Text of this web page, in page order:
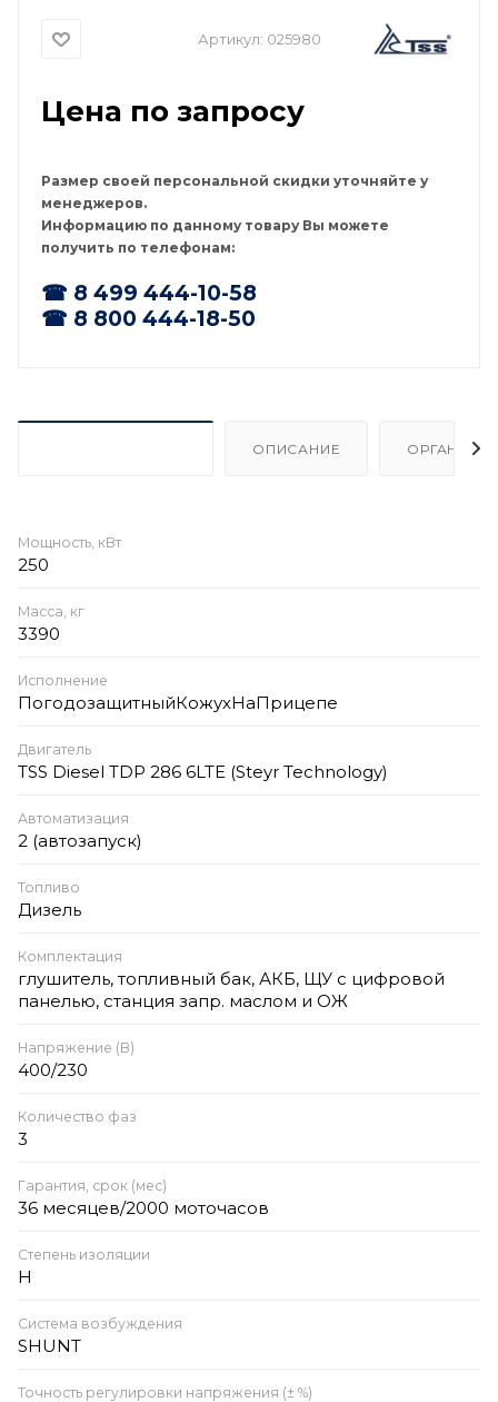
Артикул: 025980
Цена по запросу
Размер своей персональной скидки уточняйте у
менеджеров.
Информацию по данному товару Вы можете
получить по телефонам:
☎ 8 499 444-10-58
☎ 8 800 444-18-50
ОПИСАНИЕ
Мощность, кВт
250
Масса, кг
3390
Исполнение
ПогодозащитныйКожухНаПрицепе
Двигатель
TSS Diesel TDP 286 6LTE (Steyr Technology)
Автоматизация
2 (автозапуск)
Топливо
Дизель
Комплектация
глушитель, топливный бак, АКБ, ЩУ с цифровой
панелью, станция запр. маслом и ОЖ
Напряжение (В)
400/230
Количество фаз
3
Гарантия, срок (мес)
36 месяцев/2000 моточасов
Степень изоляции
Н
Система возбуждения
SHUNT
Точность регулировки напряжения (± %)